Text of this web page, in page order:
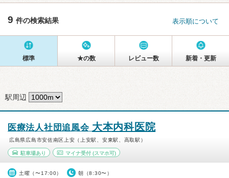
9 件の検索結果 表示順について
標準 ★の数 レビュー数 新着・更新
駅周辺
医療法人社団追風会 大本内科医院
広島県広島市安佐南区上安（上安駅、安東駅、高取駅）
駐車場あり マイナ受付(スマホ可)
土曜（〜17:00） 朝（8:30〜）